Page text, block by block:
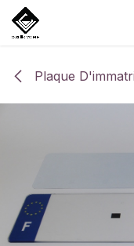
Overslaan naar inhoud
Plaque